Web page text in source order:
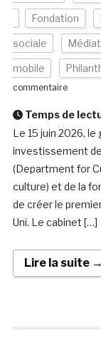
Fondation
sociale
mobile
commentaire
Temps de
Le 15 juin 2026,
investissement de
(Department for
culture) et de la
de créer le
Uni. Le cabinet […]
Lire la suite →